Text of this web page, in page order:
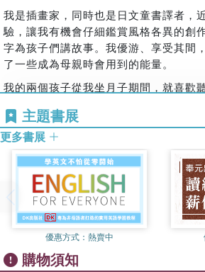
§創意垂手可得，隨時隨地「大玩特玩
翻轉大人與寶寶的角色，讓喜歡模仿父
常的物品，「大忙特忙」一番。孩子的
自主遊戲產生，寶寶透過故事閱讀，有
在做什麼？》、《比利生病了》，光是
綠色系呈現孩子遊戲時的歡樂氣氛，還
時的需要充電休息的療癒氛圍，我想當
並且好想要趕快翻開書本與孩子一起共讀
後三本的幼兒書明顯發現到包子頭比利
豐富了起來，在《比利喜歡花》裡，比
體驗到友誼的珍貴與分享的快樂；在《
彩虹色階的堆疊與小朋友最愛的重覆黏
常生活的角色、物品與周遭環境；在《
首首念謠可朗讀、可唱頌，比利的好朋
這些小小娃的可愛互動透過米雅老師的
變成了好玩的角色扮演、著色繪畫以及
老師的繪本世界中，總是有無限的好玩
喜好中真的「點播率」很高，因為多集
我是插畫家，同時也是日文童書譯者，
驗，讓我有機會仔細鑑賞風格各異的創
字為孩子們講故事。我優游、享受其間
了一些成為母親時會用到的能量。
我的兩個孩子從我坐月子期間，就喜歡
過繪本這個媒介，有了柴米油鹽以外的
我們家有一張珍貴的照片。兒子九個月
社區中庭曬太陽，手推車裡的他隨手抓
長寬10公分的幼幼繪本認真的讀著。隨
各種表情，還和自己發出的聲音一搭一
今，想起他在冬陽下為自己念讀繪本的
烘烘的，而他整本書都拿反了的事實，
仍搔癢著我。
我創造了「比利」這個小男孩，他是我
主題書展
更多書展
優惠方式： 熱賣中
購物須知